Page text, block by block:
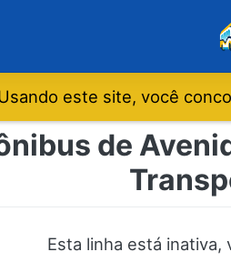
este site, você
de
Esta linha está